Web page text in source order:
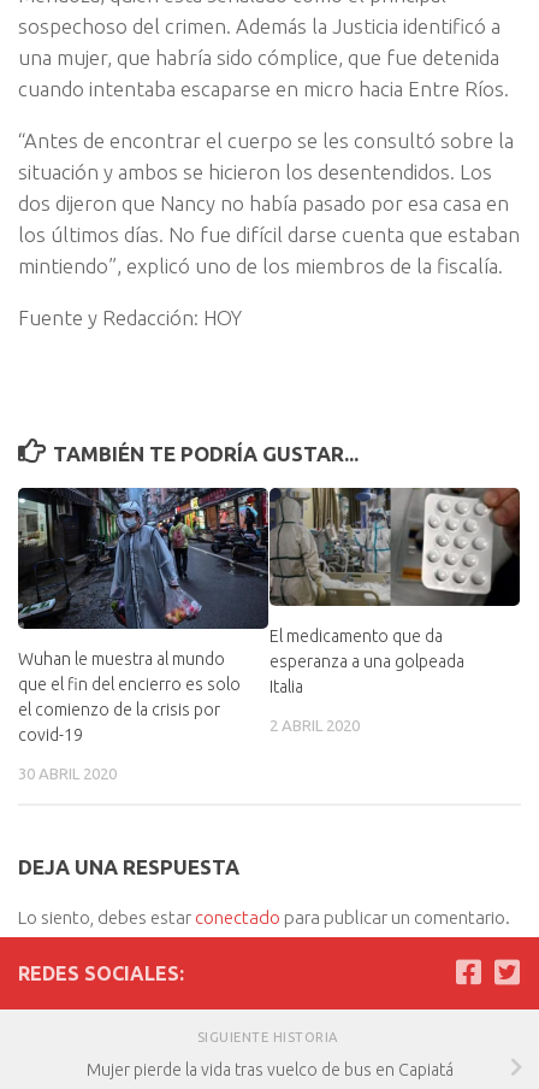
sospechoso del crimen. Además la Justicia identificó a
una mujer, que habría sido cómplice, que fue detenida
cuando intentaba escaparse en micro hacia Entre Ríos.
“Antes de encontrar el cuerpo se les consultó sobre la
situación y ambos se hicieron los desentendidos. Los
dos dijeron que Nancy no había pasado por esa casa en
los últimos días. No fue difícil darse cuenta que estaban
mintiendo”, explicó uno de los miembros de la fiscalía.
Fuente y Redacción: HOY
TAMBIÉN TE PODRÍA GUSTAR...
Wuhan le muestra al mundo
que el fin del encierro es solo
el comienzo de la crisis por
covid-19
30 ABRIL 2020
El medicamento que da
esperanza a una golpeada
Italia
2 ABRIL 2020
DEJA UNA RESPUESTA
Lo siento, debes estar conectado para publicar un comentario.
REDES SOCIALES:
SIGUIENTE HISTORIA
Mujer pierde la vida tras vuelco de bus en Capiatá